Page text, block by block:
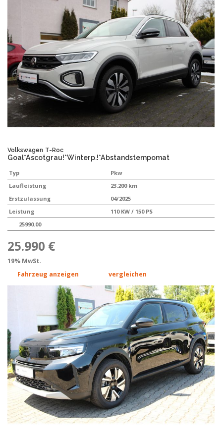
Volkswagen T-Roc
Goal*Ascotgrau!*Winterp.!*Abstandstempomat
Typ
Pkw
Laufleistung
23.200 km
Erstzulassung
04/2025
Leistung
110 KW / 150 PS
25990.00
25.990 €
19% MwSt.
Fahrzeug anzeigen
vergleichen